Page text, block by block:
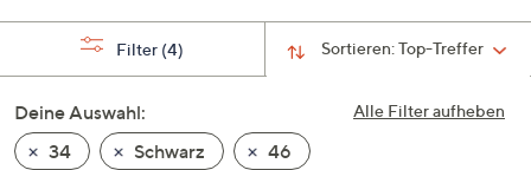
nach
und
nach
unten
oder
Sortieren:Top-Treffer
Filter (4)
Alle Filter aufheben
Deine Auswahl:
34
Schwarz
46